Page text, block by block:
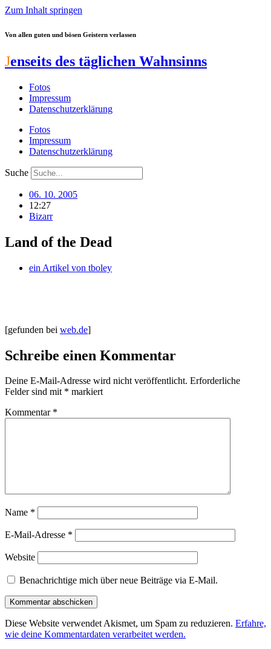
Zum Inhalt springen
Von allen guten und bösen Geistern verlassen
Jenseits des täglichen Wahnsinns
Fotos
Impressum
Datenschutzerklärung
Fotos
Impressum
Datenschutzerklärung
Suche
06. 10. 2005
12:27
Bizarr
Land of the Dead
ein Artikel von tboley
[gefunden bei web.de]
Schreibe einen Kommentar
Deine E-Mail-Adresse wird nicht veröffentlicht. Erforderliche
Felder sind mit * markiert
Kommentar *
Name *
E-Mail-Adresse *
Website
Benachrichtige mich über neue Beiträge via E-Mail.
Diese Website verwendet Akismet, um Spam zu reduzieren. Erfahre,
wie deine Kommentardaten verarbeitet werden.